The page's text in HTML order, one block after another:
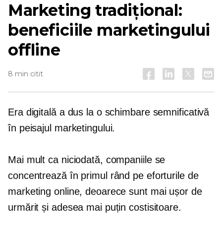
Marketing tradițional:
beneficiile marketingului
offline
8 min citit
Era digitală a dus la o schimbare semnificativă
în peisajul marketingului.
Mai mult ca niciodată, companiile se
concentrează în primul rând pe eforturile de
marketing online, deoarece sunt mai ușor de
urmărit și adesea mai puțin costisitoare.